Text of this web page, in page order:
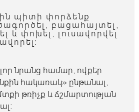
պիտի փորձենք
բացահայտել,
և փոխել, լուսավորվել
նրանց համար, ովքեր
հակառակ» ընթանալ,
թռիչք և ճշմարտության